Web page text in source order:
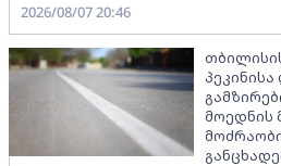
2026/08/07 20:46
მოედნის